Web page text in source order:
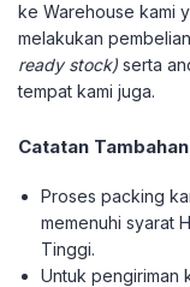
ke Warehouse kami
melakukan
ready stock) serta
tempat kami juga.
Catatan Tambahan
Proses packing
memenuhi syarat
Tinggi.
Untuk pengiriman